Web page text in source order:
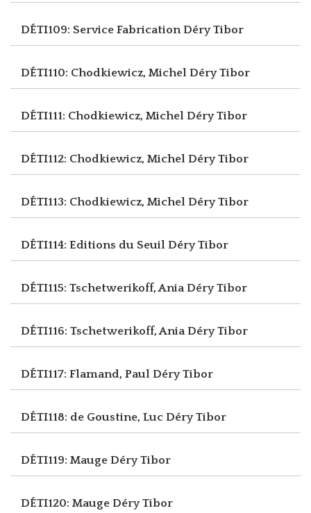
DÉTI109: Service FabricationDéry Tibor
DÉTI110: Chodkiewicz, Michel Déry Tibor
DÉTI111: Chodkiewicz, Michel Déry Tibor
DÉTI112: Chodkiewicz, Michel Déry Tibor
DÉTI113: Chodkiewicz, Michel Déry Tibor
DÉTI114: Editions du Seuil Déry Tibor
DÉTI115: Tschetwerikoff, AniaDéry Tibor
DÉTI116: Tschetwerikoff, AniaDéry Tibor
DÉTI117: Flamand, Paul Déry Tibor
DÉTI118: de Goustine, Luc Déry Tibor
DÉTI119: Mauge Déry Tibor
DÉTI120: Mauge Déry Tibor